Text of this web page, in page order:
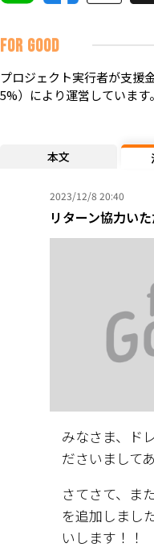
FOR GOOD
プロジェクト実行者が支援
5%）により運営しています。
本文
2023/12/8 20:40
リターン協力い
みなさま、ド
ださいまして
さてさて、ま
を追加しまし
いします！！